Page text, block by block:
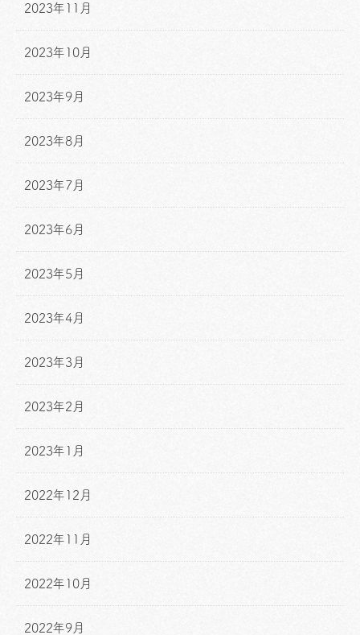
2023年11月
2023年10月
2023年9月
2023年8月
2023年7月
2023年6月
2023年5月
2023年4月
2023年3月
2023年2月
2023年1月
2022年12月
2022年11月
2022年10月
2022年9月